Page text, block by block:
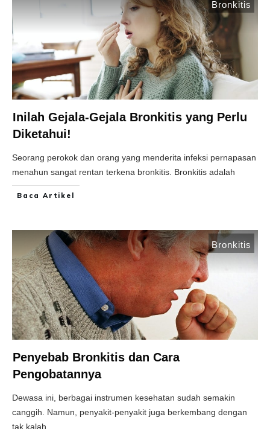
Bronkitis
Inilah Gejala-Gejala Bronkitis yang Perlu
Diketahui!
Seorang perokok dan orang yang menderita infeksi pernapasan
menahun sangat rentan terkena bronkitis. Bronkitis adalah
Baca Artikel
Bronkitis
Penyebab Bronkitis dan Cara
Pengobatannya
Dewasa ini, berbagai instrumen kesehatan sudah semakin
canggih. Namun, penyakit-penyakit juga berkembang dengan
tak kalah